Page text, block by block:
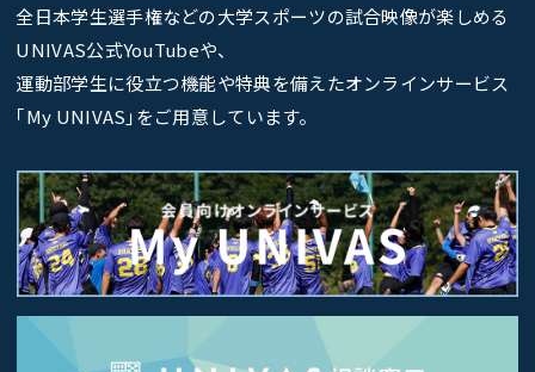
全日本学生選手権などの大学スポーツの試合映像が楽しめる
UNIVAS公式YouTubeや、
運動部学生に役立つ機能や特典を備えたオンラインサービス
｢My UNIVAS｣をご用意しています。